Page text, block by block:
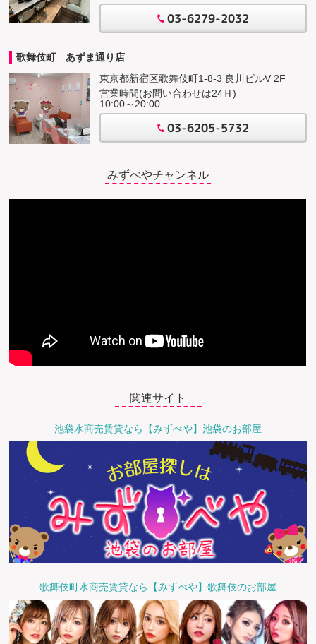
03-6279-2032
歌舞伎町 あずま通り店
東京都新宿区歌舞伎町1-8-3 良川ビルV 2F
営業時間(お問い合わせは24Ｈ)
10:00～20:00
03-6205-5732
みずべやチャンネル
関連サイト
池袋水商売賃貸なら【みずべや】池袋のお部屋
歌舞伎町水商売賃貸なら【みずべや】歌舞伎のお部屋